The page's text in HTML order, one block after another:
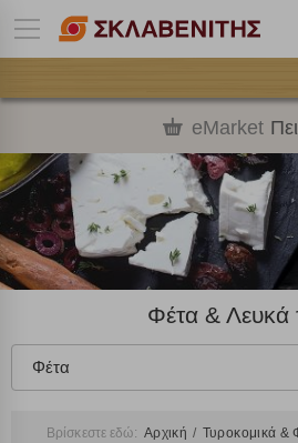
eMarket
Φέτα & Λευκά
Φέτα
Βρίσκεστε εδώ: Αρχική
Τυροκομικά &